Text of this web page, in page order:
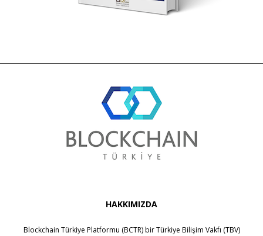
HAKKIMIZDA
Blockchain Türkiye Platformu (BCTR) birTürkiye Bilişim Vakfı (TBV)